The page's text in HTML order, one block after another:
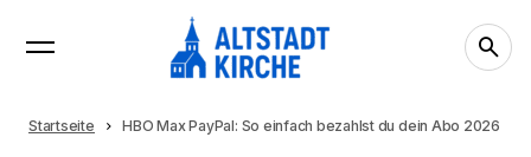
Startseite HBO Max PayPal: So einfach bezahlst du dein Abo 2026